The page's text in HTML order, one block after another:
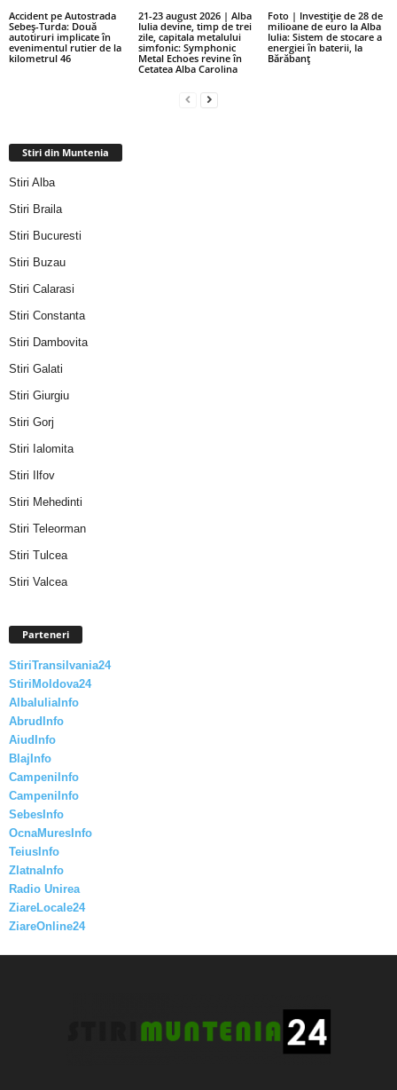
Accident pe Autostrada
Sebeș-Turda: Două
autotiruri implicate în
evenimentul rutier de la
kilometrul 46
21-23 august 2026 | Alba
Iulia devine, timp de trei
zile, capitala metalului
simfonic: Symphonic
Metal Echoes revine în
Cetatea Alba Carolina
Foto | Investiție de 28 de
milioane de euro la Alba
Iulia: Sistem de stocare a
energiei în baterii, la
Bărăbanț
Stiri din Muntenia
Stiri Alba
Stiri Braila
Stiri Bucuresti
Stiri Buzau
Stiri Calarasi
Stiri Constanta
Stiri Dambovita
Stiri Galati
Stiri Giurgiu
Stiri Gorj
Stiri Ialomita
Stiri Ilfov
Stiri Mehedinti
Stiri Teleorman
Stiri Tulcea
Stiri Valcea
Parteneri
StiriTransilvania24
StiriMoldova24
AlbaIuliaInfo
AbrudInfo
AiudInfo
BlajInfo
CampeniInfo
CampeniInfo
SebesInfo
OcnaMuresInfo
TeiusInfo
ZlatnaInfo
Radio Unirea
ZiareLocale24
ZiareOnline24